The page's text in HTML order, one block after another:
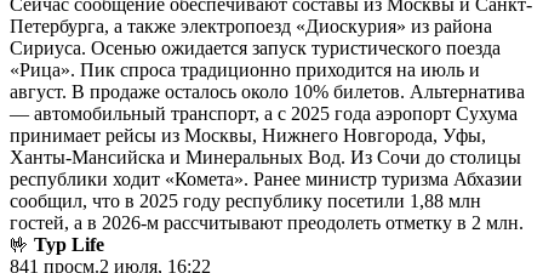
Петербурга, а также электропоезд «Диоскурия» из района
Сириуса. Осенью ожидается запуск туристического поезда
«Рица». Пик спроса традиционно приходится на июль и
август. В продаже осталось около 10% билетов. Альтернатива
— автомобильный транспорт, а с 2025 года аэропорт Сухума
принимает рейсы из Москвы, Нижнего Новгорода, Уфы,
Ханты-Мансийска и Минеральных Вод. Из Сочи до столицы
республики ходит «Комета». Ранее министр туризма Абхазии
сообщил, что в 2025 году республику посетили 1,88 млн
гостей, а в 2026-м рассчитывают преодолеть отметку в 2 млн.
🤟 Тур Life
841 просм.2 июля, 16:22